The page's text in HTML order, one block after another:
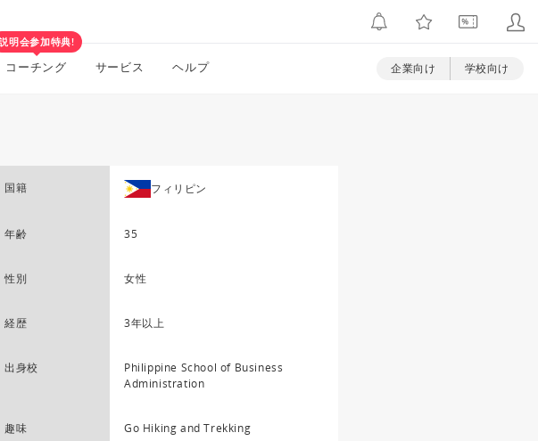
明会参加特典!
コーチング サービス ヘルプ 企業向け 学校向け
国籍 フィリピン
年齢 35
性別 女性
経歴 3年以上
出身校
Philippine School of Business
Administration
趣味 Go Hiking and Trekking